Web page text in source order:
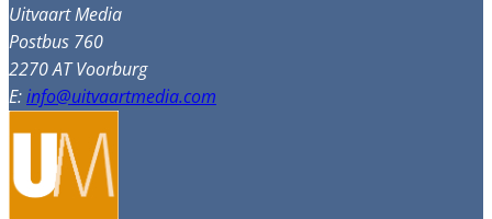
Uitvaart Media
Postbus 760
2270 AT Voorburg
E:info@uitvaartmedia.com